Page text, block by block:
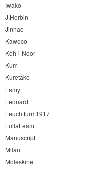
Iwako
J.Herbin
Jinhao
Kaweco
Koh-i-Noor
Kum
Kuretake
Lamy
Leonardt
Leuchtturm1917
LullaLeam
Manuscript
Milan
Moleskine